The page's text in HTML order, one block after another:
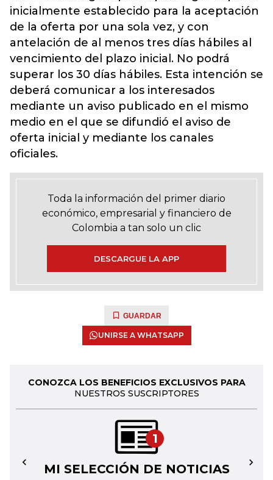
inicialmente establecido para la aceptación
de la oferta por una sola vez, y con
antelación de al menos tres días hábiles al
vencimiento del plazo inicial. No podrá
superar los 30 días hábiles. Esta intención se
deberá comunicar a los interesados
mediante un aviso publicado en el mismo
medio en el que se difundió el aviso de
oferta inicial y mediante los canales
oficiales.
Toda la información del primer diario
económico, empresarial y financiero de
Colombia a tan solo un clic
DESCARGUE LA APP
GUARDAR
UNIRSE A WHATSAPP
CONOZCA LOS BENEFICIOS EXCLUSIVOS PARA
NUESTROS SUSCRIPTORES
1
MI SELECCIÓN DE NOTICIAS
← →